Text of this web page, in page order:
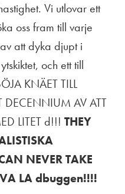
Vi utlovar ett
oss fram till varje
att dyka djupt i
och ett till
KNÄET TILL
DECENNIUM AV ATT
LITET d!!!THEY
NEVER TAKE
LA dbuggen!!!!